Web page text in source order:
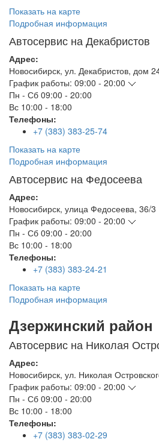
Показать на карте
Подробная информация
Автосервис на Декабристов
Адрес:
Новосибирск, ул. Декабристов, дом
График работы: 09:00 - 20:00
Пн - Сб 09:00 - 20:00
Вс 10:00 - 18:00
Телефоны:
+7 (383) 383-25-74
Показать на карте
Подробная информация
Автосервис на Федосеева
Адрес:
Новосибирск, улица Федосеева, 36/3
График работы: 09:00 - 20:00
Пн - Сб 09:00 - 20:00
Вс 10:00 - 18:00
Телефоны:
+7 (383) 383-24-21
Показать на карте
Подробная информация
Дзержинский район
Автосервис на Николая
Адрес:
Новосибирск, ул. Николая
График работы: 09:00 - 20:00
Пн - Сб 09:00 - 20:00
Вс 10:00 - 18:00
Телефоны:
+7 (383) 383-02-29